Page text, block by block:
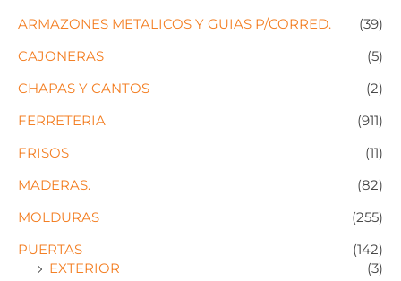
ARMAZONES METALICOS Y GUIAS P/CORRED.
(39)
CAJONERAS
(5)
CHAPAS Y CANTOS
(2)
FERRETERIA
(911)
FRISOS
(11)
MADERAS.
(82)
MOLDURAS
(255)
PUERTAS
(142)
EXTERIOR
(3)